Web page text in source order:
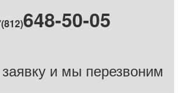
648-50-05
и мы перезвоним